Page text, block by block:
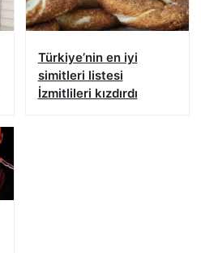
Türkiye’nin en iyi
simitleri listesi
İzmitlileri kızdırdı